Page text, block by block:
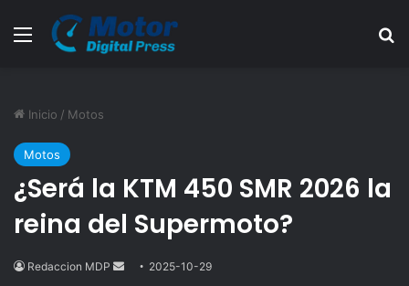
Menú
Inicio / Motos
Motos
¿Será la KTM 450 SMR 2026 la
reina del Supermoto?
Redaccion MDP
Send2025-10-29